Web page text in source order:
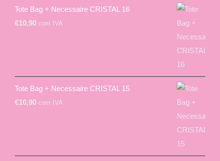
Tote Bag + Necessaire CRISTAL 16
€10,90 com IVA
Tote Bag + Necessaire CRISTAL 15
€10,90 com IVA